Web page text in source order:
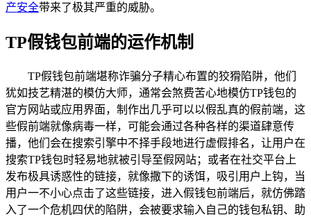
产安全带来了极其严重的威胁。
TP假钱包前端的运作机制
TP假钱包前端堪称诈骗分子精心布置的狡猾陷阱，他们
犹如技艺精湛的模仿大师，通常会煞费苦心地模仿TP钱包的
官方网站或应用界面，制作出几乎可以以假乱真的假前端，这
些假前端就像病毒一样，可能会通过各种各样的渠道肆意传
播，他们会在搜索引擎中不择手段地进行虚假排名，让用户在
搜索TP钱包时轻易地就被引导至假网站；或者在社交平台上
发布极具诱惑性的链接，就像撒下的诱饵，吸引用户上钩，当
用户一不小心点击了这些链接，进入假钱包前端后，就仿佛踏
入了一个危机四伏的陷阱，会被要求输入自己的钱包私钥、助